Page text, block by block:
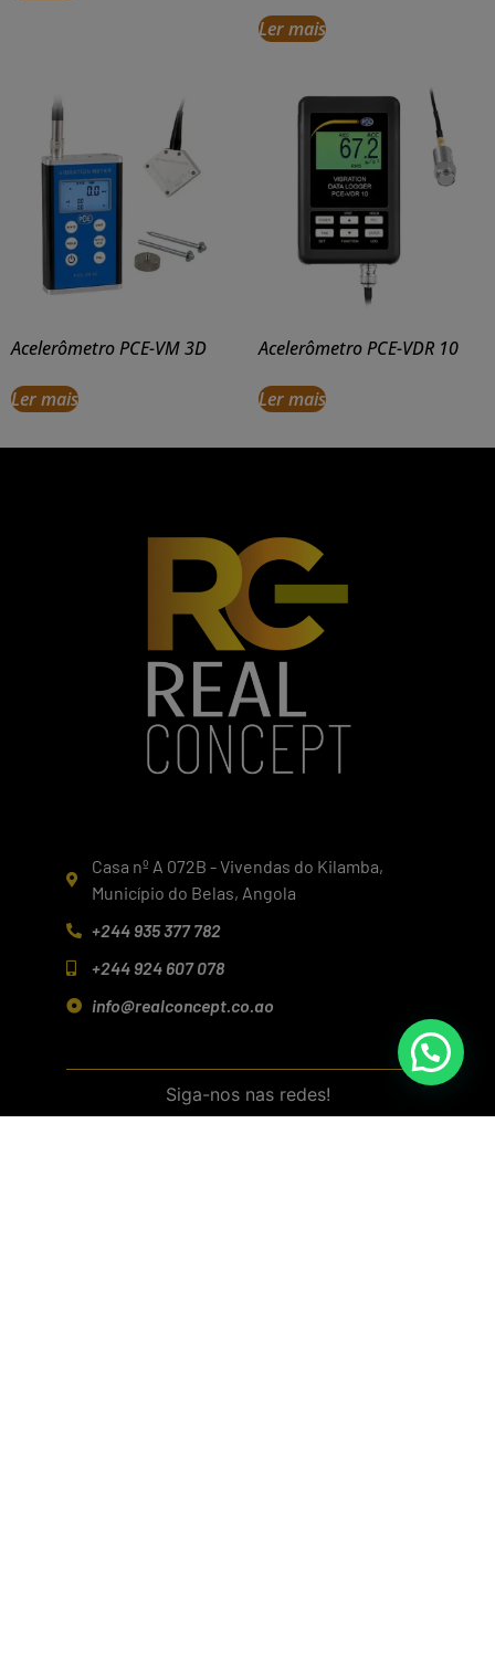
Ler mais
Acelerômetro PCE-VM 3D
Ler mais
Acelerômetro PCE-VDR 10
Ler mais
Casa nº A 072B - Vivendas do Kilamba,
Município do Belas, Angola
+244 935 377 782
+244 924 607 078
info@realconcept.co.ao
Siga-nos nas redes!